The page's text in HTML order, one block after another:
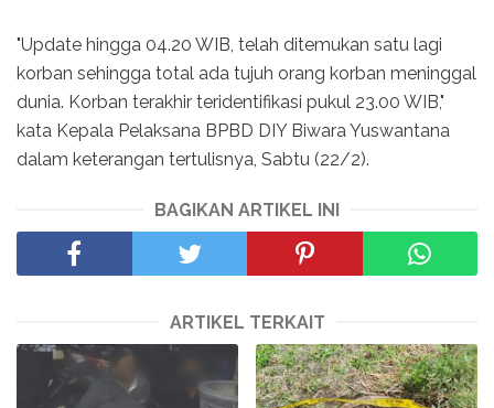
"Update hingga 04.20 WIB, telah ditemukan satu lagi
korban sehingga total ada tujuh orang korban meninggal
dunia. Korban terakhir teridentifikasi pukul 23.00 WIB,"
kata Kepala Pelaksana BPBD DIY Biwara Yuswantana
dalam keterangan tertulisnya, Sabtu (22/2).
BAGIKAN ARTIKEL INI
ARTIKEL TERKAIT